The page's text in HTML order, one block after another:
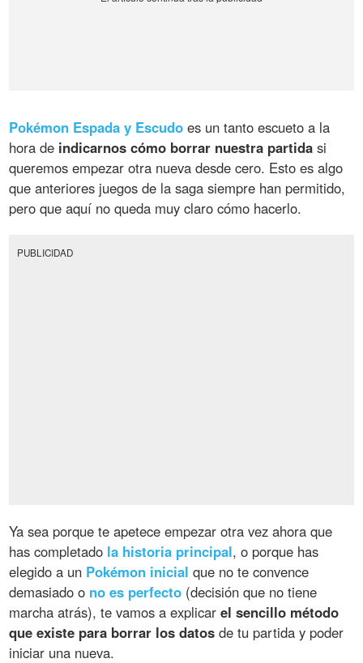
Pokémon Espada y Escudo es un tanto escueto a la
hora de indicarnos cómo borrar nuestra partida si
queremos empezar otra nueva desde cero. Esto es algo
que anteriores juegos de la saga siempre han permitido,
pero que aquí no queda muy claro cómo hacerlo.
PUBLICIDAD
Ya sea porque te apetece empezar otra vez ahora que
has completado la historia principal, o porque has
elegido a un Pokémon inicial que no te convence
demasiado o no es perfecto (decisión que no tiene
marcha atrás), te vamos a explicarel sencillo método
que existe para borrar los datos de tu partida y poder
iniciar una nueva.